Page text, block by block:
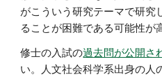
がこういう研究テーマで研究
ることが困難である可能性が
修士の入試の過去問が公開さ
い。人文社会科学系出身の人